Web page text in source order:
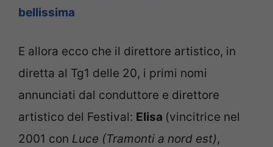
bellissima
E allora ecco che il direttore artistico, in
diretta al Tg1 delle 20, i primi nomi
annunciati dal conduttore e direttore
artistico del Festival: Elisa (vincitrice nel
2001 con Luce (Tramonti a nord est),